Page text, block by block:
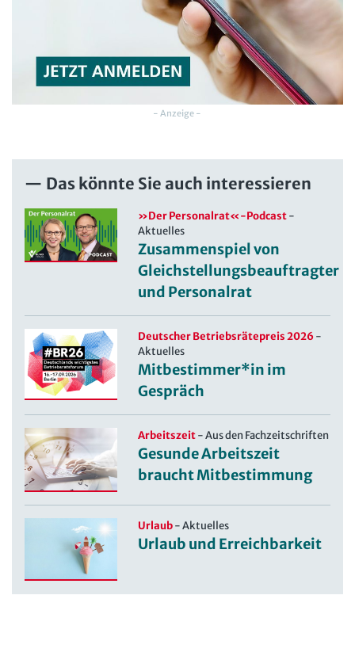
- Anzeige -
Das könnte Sie auch interessieren
»Der Personalrat«-Podcast-
Aktuelles
Zusammenspiel von
Gleichstellungsbeauftragter
und Personalrat
Deutscher Betriebsrätepreis 2026-
Aktuelles
Mitbestimmer*in im
Gespräch
Arbeitszeit-Aus den Fachzeitschriften
Gesunde Arbeitszeit
braucht Mitbestimmung
Urlaub-Aktuelles
Urlaub und Erreichbarkeit